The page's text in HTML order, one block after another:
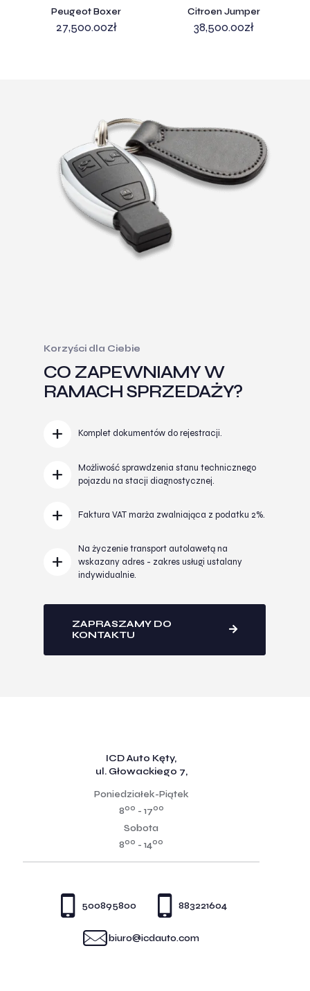
Peugeot Boxer
27,500.00zł
Citroen Jumper
38,500.00zł
Korzyści dla Ciebie
CO ZAPEWNIAMY W
RAMACH SPRZEDAŻY?
Komplet dokumentów do rejestracji.
Możliwość sprawdzenia stanu technicznego
pojazdu na stacji diagnostycznej.
Faktura VAT marża zwalniająca z podatku 2%.
Na życzenie transport autolawetą na
wskazany adres - zakres usługi ustalany
indywidualnie.
ZAPRASZAMY DO
KONTAKTU
ICD Auto Kęty,
ul. Głowackiego 7,
Poniedziałek-Piątek
800 - 1700
Sobota
800 - 1400
500895800 883221604
biuro@icdauto.com